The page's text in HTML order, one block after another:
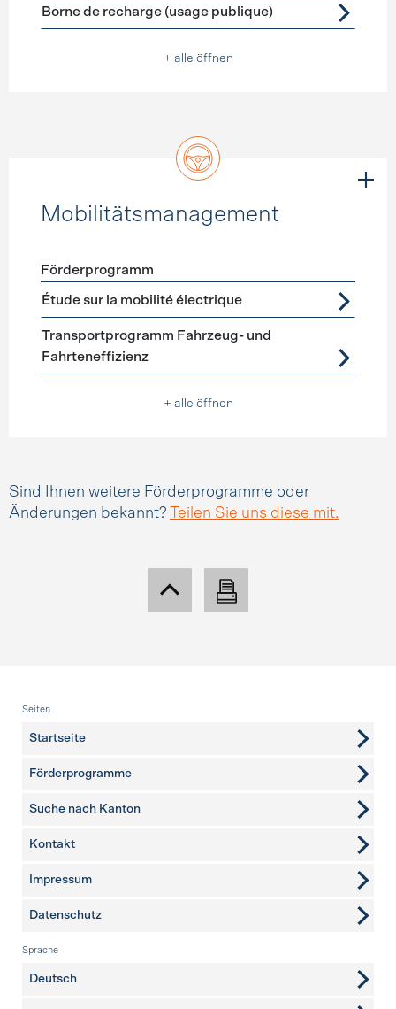
Förderprogramme Ladeinfrastruktur
Borne de recharge (usage publique)
+ alle öffnen
Mobilitätsmanagement
Förderprogramme Mobilitätsmanagement
Förderprogramm
Étude sur la mobilité électrique
Transportprogramm Fahrzeug- und
Fahrteneffizienz
+ alle öffnen
Sind Ihnen weitere Förderprogramme oder
Änderungen bekannt?
Teilen Sie uns diese mit.
Fusszeile
Seiten
Startseite
Förderprogramme
Suche nach Kanton
weitere Seiten
Kontakt
Impressum
Datenschutz
Sprache
Deutsch